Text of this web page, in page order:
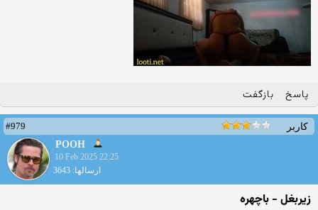
پاسخ بازگفت
کاربر
#979
POOH
10 Feb 2025 22:25
ارسالها: 3643
زیربغل - باچهره